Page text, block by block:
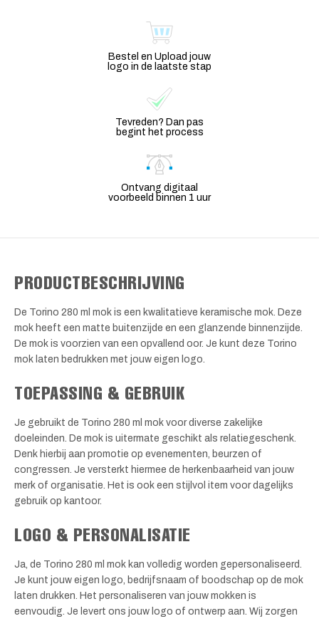
Bestel en Upload jouw
logo in de laatste stap
Tevreden? Dan pas
begint het process
Ontvang digitaal
voorbeeld binnen 1 uur
PRODUCTBESCHRIJVING
De Torino 280 ml mok is een kwalitatieve keramische mok. Deze
mok heeft een matte buitenzijde en een glanzende binnenzijde.
De mok is voorzien van een opvallend oor. Je kunt deze Torino
mok laten bedrukken met jouw eigen logo.
TOEPASSING & GEBRUIK
Je gebruikt de Torino 280 ml mok voor diverse zakelijke
doeleinden. De mok is uitermate geschikt als relatiegeschenk.
Denk hierbij aan promotie op evenementen, beurzen of
congressen. Je versterkt hiermee de herkenbaarheid van jouw
merk of organisatie. Het is ook een stijlvol item voor dagelijks
gebruik op kantoor.
LOGO & PERSONALISATIE
Ja, de Torino 280 ml mok kan volledig worden gepersonaliseerd.
Je kunt jouw eigen logo, bedrijfsnaam of boodschap op de mok
laten drukken. Het personaliseren van jouw mokken is
eenvoudig. Je levert ons jouw logo of ontwerp aan. Wij zorgen